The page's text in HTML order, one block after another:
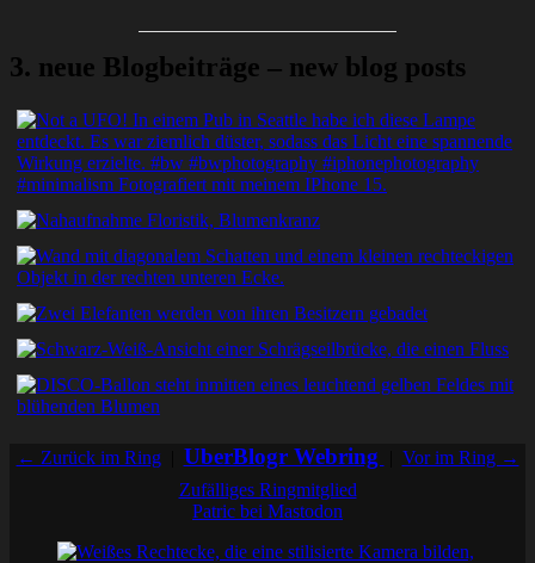
3. neue Blogbeiträge – new blog posts
← Zurück im Ring| UberBlogr Webring
Vor im Ring →
Zufälliges Ringmitglied
Patric bei Mastodon